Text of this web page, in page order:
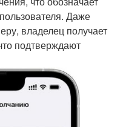
Даже
владелец получает
подтверждают